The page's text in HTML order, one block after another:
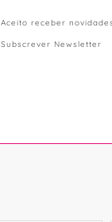
Aceito receber
Subscrever Newsletter